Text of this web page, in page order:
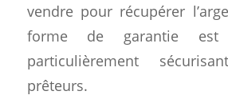
vendre pour récupérer
forme de garantie est
particulièrement
prêteurs.